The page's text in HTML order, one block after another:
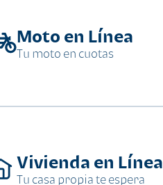
Moto en Línea
Tu moto en cuotas
Vivienda en Línea
Tu casa propia te espera